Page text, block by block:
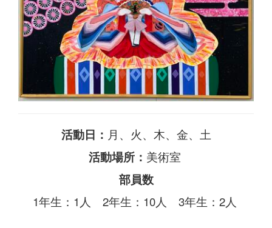
活動日： 月、火、木、金、土
活動場所： 美術室
部員数
1年生：1人 2年生：10人 3年生：2人